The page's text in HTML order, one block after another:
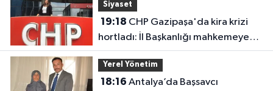
Siyaset
19:18
hortladı: İl Başkanlığı mahkemeye
gitti
Yerel Yönetim
18:16